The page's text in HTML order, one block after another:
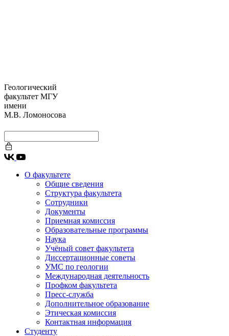
Геологический
факультет МГУ
имени
М.В. Ломоносова
О факультете
Общие сведения
Структура факультета
Сотрудники
Документы
Приемная комиссия
Образовательные программы
Наука
Учёный совет факультета
Диссертационные советы
УМС по геологии
Международная деятельность
Профком факультета
Пресс-служба
Дополнительное образование
Этическая комиссия
Контактная информация
Студенту